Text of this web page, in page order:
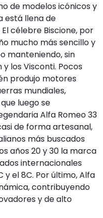
de modelos icónicos y
está llena de
célebre Biscione, por
mucho más sencillo y
manteniendo, sin
los Visconti. Pocos
produjo motores
mundiales,
luego se
Alfa Romeo 33
de forma artesanal,
más buscados
años 20 y 30 la marca
internacionales
el 8C. Por último, Alfa
contribuyendo
y de alto